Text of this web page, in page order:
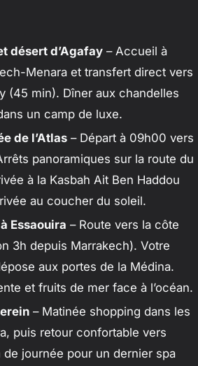
désert d’Agafay – Accueil à
Menara et transfert direct vers
(45 min). Dîner aux chandelles
un camp de luxe.
de l’Atlas – Départ à 09h00 vers
panoramiques sur la route du
à la Kasbah Ait Ben Haddou
au coucher du soleil.
Essaouira – Route vers la côte
3h depuis Marrakech). Votre
aux portes de la Médina.
et fruits de mer face à l’océan.
– Matinée shopping dans les
puis retour confortable vers
journée pour un dernier spa